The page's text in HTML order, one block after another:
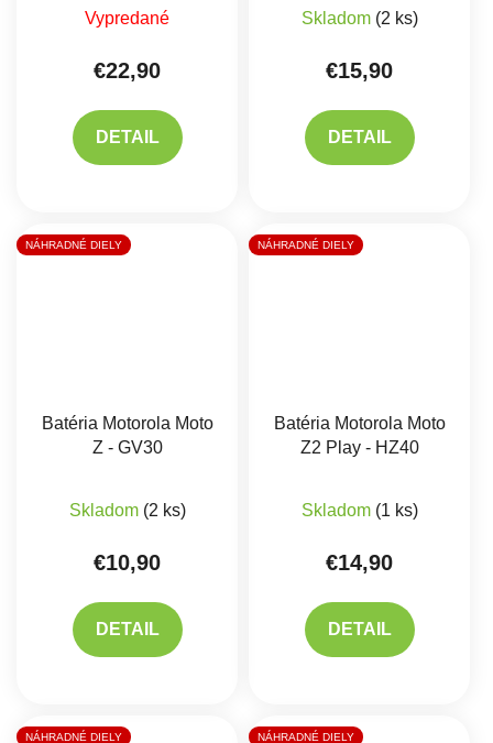
Vypredané
€22,90
DETAIL
Skladom (2 ks)
€15,90
DETAIL
NÁHRADNÉ DIELY
Batéria Motorola Moto
Z - GV30
Skladom (2 ks)
€10,90
DETAIL
NÁHRADNÉ DIELY
Batéria Motorola Moto
Z2 Play - HZ40
Skladom (1 ks)
€14,90
DETAIL
NÁHRADNÉ DIELY NÁHRADNÉ DIELY